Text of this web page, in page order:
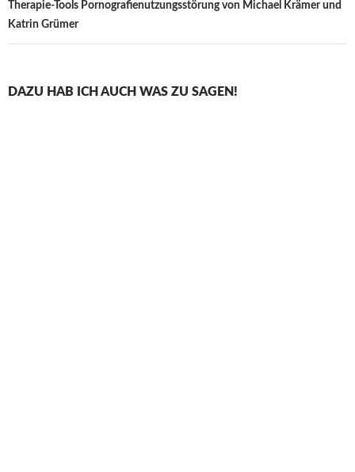
Therapie-Tools Pornografienutzungsstörung von Michael Krämer und
Katrin Grümer
DAZU HAB ICH AUCH WAS ZU SAGEN!